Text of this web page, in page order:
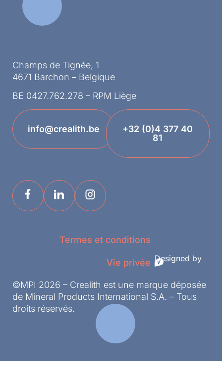
Champs de Tignée, 1
4671 Barchon – Belgique
BE 0427.762.278 – RPM Liège
info@crealith.be
+32 (0)4 377 40
81
©MPI 2026 – Crealith est une marque déposée
de Mineral Products International S.A. – Tous
droits réservés.
Termes et conditions
Vie privée Designed by